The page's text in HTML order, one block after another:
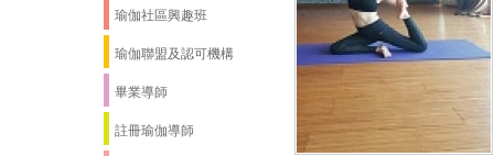
瑜伽社區興趣班
瑜伽聯盟及認可機構
畢業導師
註冊瑜伽導師